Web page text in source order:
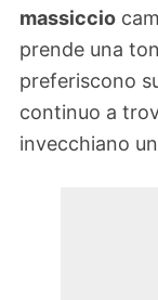
massiccio
prende una
preferiscono
continuo a
invecchiano